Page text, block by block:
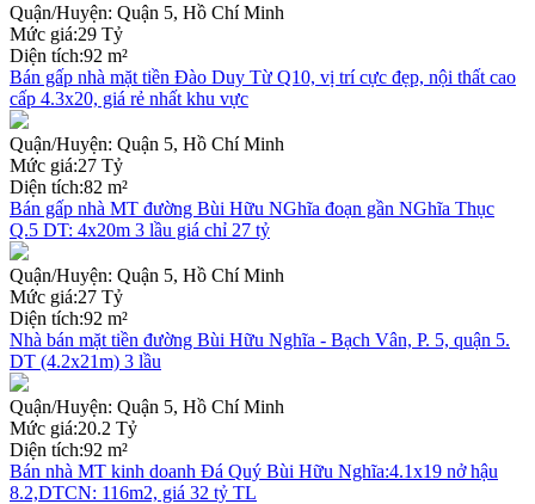
Quận/Huyện: Quận 5, Hồ Chí Minh
Mức giá:29 Tỷ
Diện tích:92 m²
Bán gấp nhà mặt tiền Đào Duy Từ Q10, vị trí cực đẹp, nội thất cao
cấp 4.3x20, giá rẻ nhất khu vực
Quận/Huyện: Quận 5, Hồ Chí Minh
Mức giá:27 Tỷ
Diện tích:82 m²
Bán gấp nhà MT đường Bùi Hữu NGhĩa đoạn gần NGhĩa Thục
Q.5 DT: 4x20m 3 lầu giá chỉ 27 tỷ
Quận/Huyện: Quận 5, Hồ Chí Minh
Mức giá:27 Tỷ
Diện tích:92 m²
Nhà bán mặt tiền đường Bùi Hữu Nghĩa - Bạch Vân, P. 5, quận 5.
DT (4.2x21m) 3 lầu
Quận/Huyện: Quận 5, Hồ Chí Minh
Mức giá:20.2 Tỷ
Diện tích:92 m²
Bán nhà MT kinh doanh Đá Quý Bùi Hữu Nghĩa:4.1x19 nở hậu
8.2,DTCN: 116m2, giá 32 tỷ TL